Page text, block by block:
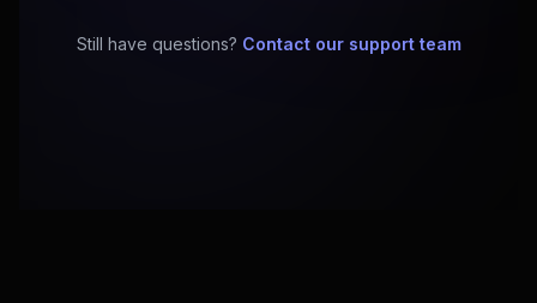
Still have questions? Contact our support team